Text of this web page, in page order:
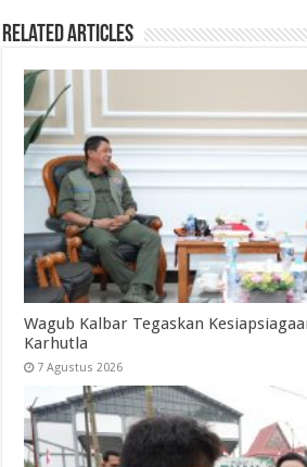
Related Articles
Wagub Kalbar Tegaskan
Karhutla
7 Agustus 2026